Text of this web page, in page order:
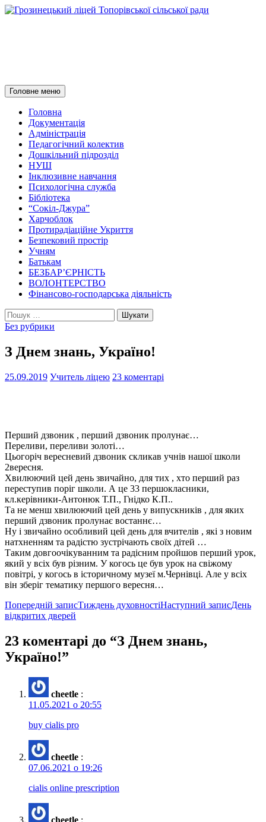
Пошук
Головне меню Перейти
до
Головна
Документація
Адміністрація
Педагогічний колектив
Дошкільний підрозділ
НУШ
Інклюзивне навчання
Психологічна служба
Бібліотека
“Сокіл-Джура”
Харчоблок
Протирадіаційне Укриття
Безпековий простір
Учням
Батькам
БЕЗБАР’ЄРНІСТЬ
ВОЛОНТЕРСТВО
Фінансово-господарська діяльність
Пошук:
Без рубрики
З Днем знань, Україно!
25.09.2019 Учитель ліцею 23 коментарі
Перший дзвоник , перший дзвоник пролунає…
Переливи, переливи золоті…
Цьогоріч вересневий дзвоник скликав учнів нашої школи
2вересня.
Хвилюючий цей день звичайно, для тих , хто перший раз
переступив поріг школи. А це 33 першокласники,
кл.керівники-Антонюк Т.П., Гнідко К.П..
Та не менш хвилюючий цей день у випускників , для яких
перший дзвоник пролунає востаннє…
Ну і звичайно особливий цей день для вчителів , які з новим
натхненням та радістю зустрічають своїх дітей …
Таким довгоочікуванним та радісним пройшов перший урок,
який у всіх був різним. У когось це був урок на свіжому
повітрі, у когось в історичному музеї м.Чернівці. Але у всіх
він зберіг тематику першого вересня…
Навігація
по
записам
Попередній записТиждень духовностіНаступний записДень
відкритих дверей
23 коментарі до “З Днем знань,
Україно!”
cheetle :
11.05.2021 о 20:55
buy cialis pro
cheetle :
07.06.2021 о 19:26
cialis online prescription
cheetle :